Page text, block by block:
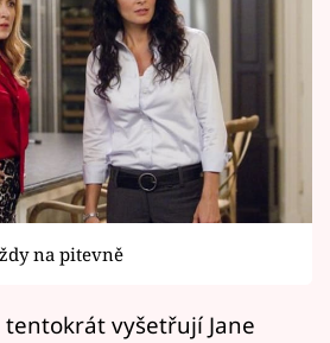
Karlovy Vary
na pitevně
vyšetřují Jane